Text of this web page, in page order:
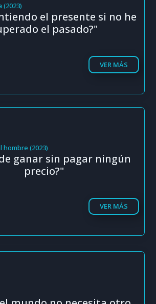
(2023)
el presente si no he
el pasado?"
VER MÁS
hombre (2023)
ganar sin pagar ningún
precio?"
VER MÁS